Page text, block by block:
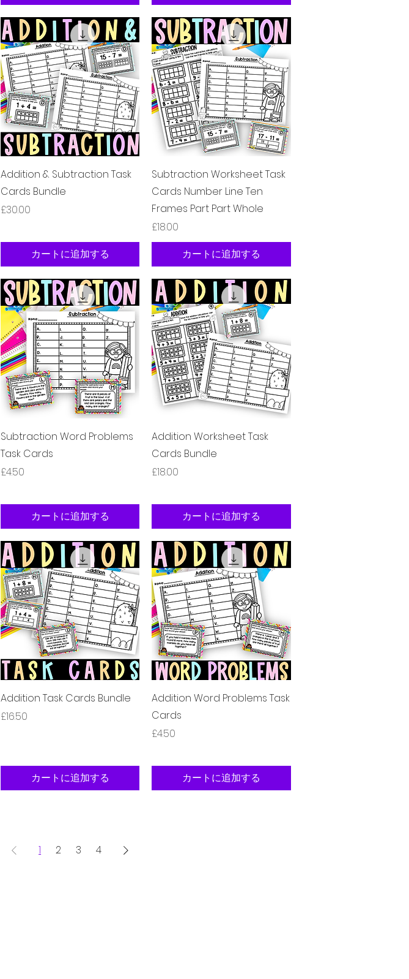
クイックビュー
Addition & Subtraction Task
Cards Bundle
価格
£30.00
カートに追加する
クイックビュー
Subtraction Worksheet Task
Cards Number Line Ten
Frames Part Part Whole
価格
£18.00
カートに追加する
クイックビュー
Subtraction Word Problems
Task Cards
価格
£4.50
カートに追加する
クイックビュー
Addition Worksheet Task
Cards Bundle
価格
£18.00
カートに追加する
クイックビュー
Addition Task Cards Bundle
価格
£16.50
カートに追加する
クイックビュー
Addition Word Problems Task
Cards
価格
£4.50
カートに追加する
1 2 3 4